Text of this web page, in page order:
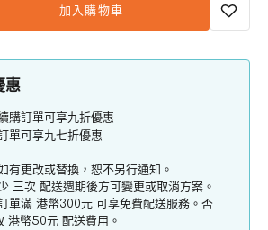
加入購物車
惠
購訂單可享九折優惠
單可享九七折優惠
有更改或替換，恕不另行通知。
三次 配送週期後方可變更或取消方案。
單滿 港幣300元 可享免費配送服務。否
港幣50元 配送費用。